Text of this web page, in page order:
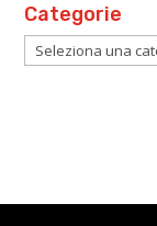
Categorie
Categorie